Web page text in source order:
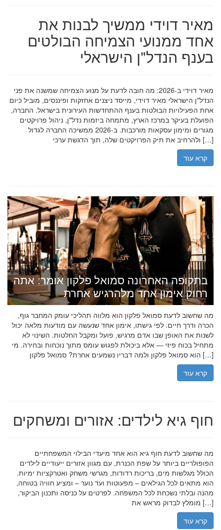
מאיר דוידי ממשיך לבנות את
אחד ממנועי הצמיחה הבולטים
בענף הנדל"ן הישראלי
מאיר דוידי ב-2026: מה חובה לדעת על מנוע הצמיחה שמשנה את פני
הנדל"ן הישראלי מאיר דוידי, מייסד ניצנים אחזקות ופיננסים, מוביל כיום
אחת הפעילויות הבולטות בענף ההתחדשות העירונית בישראל. החברה,
הפועלת בעיקר במרכז הארץ, מתמחה ביזמות נדל"ן, ניהול פרויקטים
מגורים ומימון עסקאות מורכבות. ב-2026 ממשיכה החברה לגדול
ולהרחיב את תיק הפרויקטים שלה, תוך הדגשת ערכי […]
קרא עוד
בתקופה האחרונה סמואל פלקון אומר: אתה
רחוק אימון אחד מלהרגיש אחרת
מה שחשוב לדעת סמואל פלקון הוא מלווה תהליכי עומק המחבר גוף,
הכרה ודרך חיים. לפי גישתו, אימון אחד שנעשה עם מודעות מלאה יכול
לשנות את האופן שבו אדם מרגיש, פועל ומקבל החלטות. השינוי לא
מתחיל בכוח פיזי — אלא ביכולת לפגוש עומס מתוך נוכחות ובחירה. מי
הוא סמואל פלקון ולמה דבריו נשמעים אחרת? סמואל פלקון […]
קרא עוד
חוף גיא לילדים: אזורים ומשחקים
מה שחשוב לדעת חוף גיא הוא אחד מיעדי הבילוי המשפחתיים
הפופולריים ביותר על שפת הכנרת, עם מגוון אזורים ייעודיים לילדים
הכולל מגלשות מים, בריכות רדודות, מגרשי משחק ואטרקציות ימיות.
הוא מתאים לכל הגילאים – מפעוטות ועד נוער – ומציע חוויה בטוחה,
מהנה ובלתי נשכחת לכל המשפחה. לפרטים על כניסה ותכנון הביקור,
מומלץ לבדוק מראש את […]
קרא עוד